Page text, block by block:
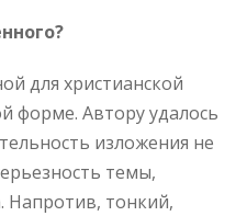
для христианской
форме. Автору удалось
изложения не
темы,
Напротив, тонкий,